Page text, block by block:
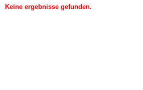
Keine ergebnisse gefunden.